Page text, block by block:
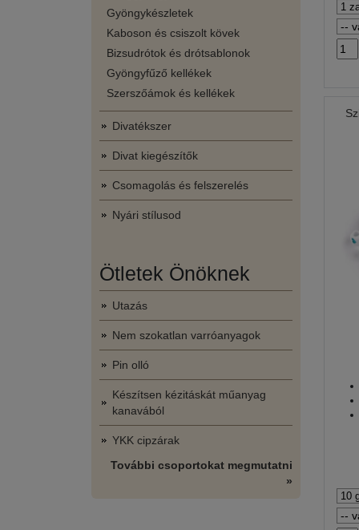
Gyöngykészletek
Kaboson és csiszolt kövek
Bizsudrótok és drótsablonok
Gyöngyfűző kellékek
Szerszőámok és kellékek
Divatékszer
Divat kiegészítők
Csomagolás és felszerelés
Nyári stílusod
Ötletek Önöknek
Utazás
Nem szokatlan varróanyagok
Pin olló
Készítsen kézitáskát műanyag
kanavából
YKK cipzárak
További csoportokat megmutatni
»